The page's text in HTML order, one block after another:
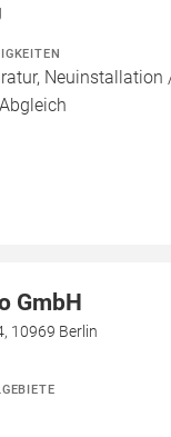
GmbH
10969 Berlin